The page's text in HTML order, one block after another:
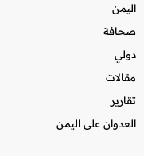
اليمن
صحافة
دولي
مقالات
تقارير
العدوان على اليمن